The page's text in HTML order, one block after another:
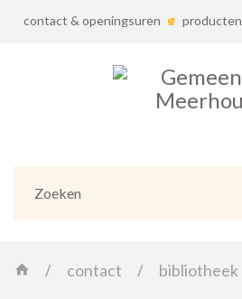
contact & openingsuren producten
Gemeente
Meerhout
Homecontact bibliotheek